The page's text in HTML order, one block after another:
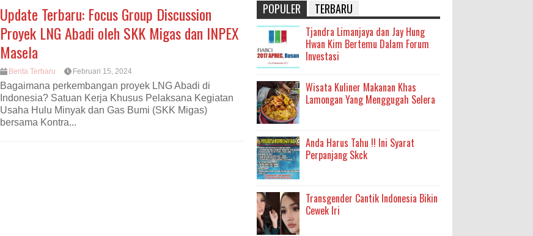
Update Terbaru: Focus Group Discussion
Proyek LNG Abadi oleh SKK Migas dan INPEX
Masela
Berita Terbaru Februari 15, 2024
Bagaimana perkembangan proyek LNG Abadi di
Indonesia? Satuan Kerja Khusus Pelaksana Kegiatan
Usaha Hulu Minyak dan Gas Bumi (SKK Migas)
bersama Kontra...
POPULER TERBARU
Tjandra Limanjaya dan Jay Hung
Hwan Kim Bertemu Dalam Forum
Investasi
Wisata Kuliner Makanan Khas
Lamongan Yang Menggugah Selera
Anda Harus Tahu !! Ini Syarat
Perpanjang Skck
Transgender Cantik Indonesia Bikin
Cewek Iri